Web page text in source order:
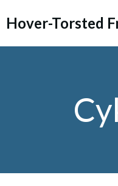
Hover-Torsted